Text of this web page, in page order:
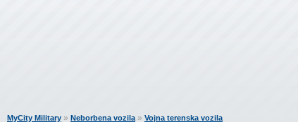
MyCity Military » Neborbena vozila» Vojna terenska vozila